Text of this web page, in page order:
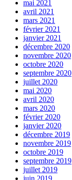
mai 2021
avril 2021
mars 2021
février 2021
janvier 2021
décembre 2020
novembre 2020
octobre 2020
septembre 2020
juillet 2020
mai 2020
avril 2020
mars 2020
février 2020
janvier 2020
décembre 2019
novembre 2019
octobre 2019
septembre 2019
juillet 2019
juin 2019